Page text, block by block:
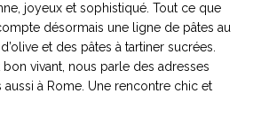
la palette
les
joyeux et sophistiqué. Tout ce que
désormais une ligne de pâtes au
et des pâtes à tartiner sucrées.
vivant, nous parle des adresses
aussi à Rome. Une rencontre chic et